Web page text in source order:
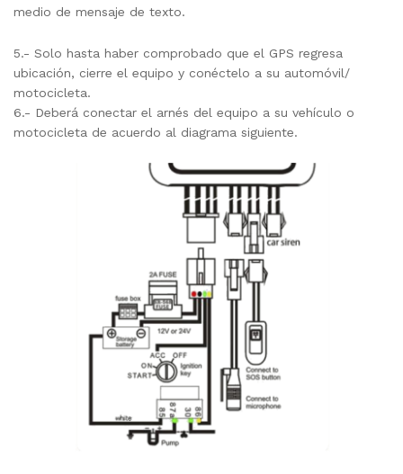
medio de mensaje de texto.
5.- Solo hasta haber comprobado que el GPS regresa
ubicación, cierre el equipo y conéctelo a su automóvil/
motocicleta.
6.- Deberá conectar el arnés del equipo a su vehículo o
motocicleta de acuerdo al diagrama siguiente.